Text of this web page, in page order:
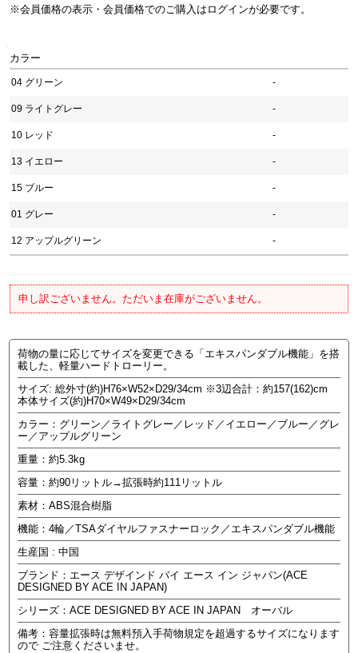
カラー
04 グリーン -
09 ライトグレー -
10 レッド -
13 イエロー -
15 ブルー -
01 グレー -
12 アップルグリーン -
申し訳ございません。ただいま在庫がございません。
荷物の量に応じてサイズを変更できる「エキスパンダブル機能」を搭
載した、軽量ハードトローリー。
サイズ: 総外寸(約)H76×W52×D29/34cm ※3辺合計：約157(162)cm
本体サイズ(約)H70×W49×D29/34cm
カラー：グリーン／ライトグレー／レッド／イエロー／ブルー／グレ
ー／アップルグリーン
重量：約5.3kg
容量：約90リットル→拡張時約111リットル
素材：ABS混合樹脂
機能：4輪／TSAダイヤルファスナーロック／エキスパンダブル機能
生産国 : 中国
ブランド：エース デザインド バイ エース イン ジャパン(ACE
DESIGNED BY ACE IN JAPAN)
シリーズ：ACE DESIGNED BY ACE IN JAPAN オーバル
備考：容量拡張時は無料預入手荷物規定を超過するサイズになります
ので ご注意くださいませ。